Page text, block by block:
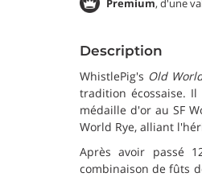
Description
WhistlePig's Old
tradition écossaise.
médaille d'or au SF
World Rye, alliant
Après avoir passé
combinaison de fûts